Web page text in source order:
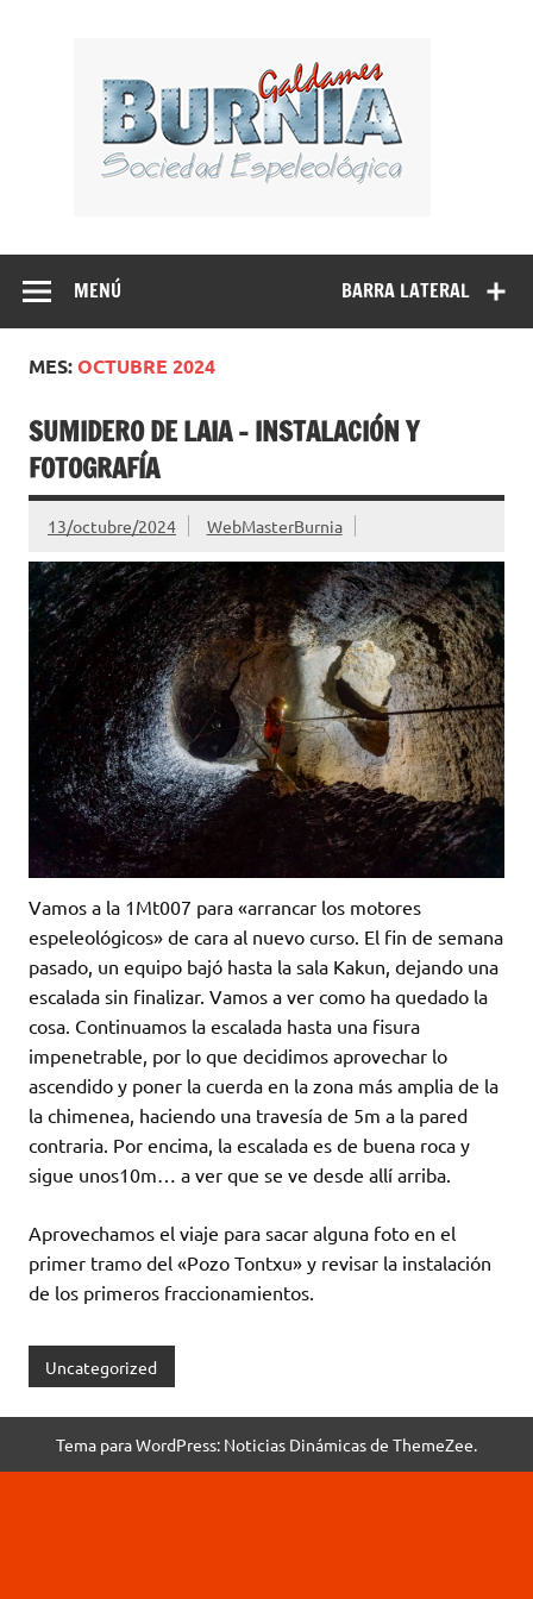
Espeleología Caving Encartaciones Bizkaia Galdames
Turtziotz -Trucios Karrantza – Carranza. Cueva, sima,
Leize, Kobazulo, CaveBARRA LATERAL
MENÚ
MES:OCTUBRE 2024
SUMIDERO DE LAIA – INSTALACIÓN Y
FOTOGRAFÍA
13/octubre/2024 WebMasterBurnia
Vamos a la 1Mt007 para «arrancar los motores
espeleológicos» de cara al nuevo curso. El fin de semana
pasado, un equipo bajó hasta la sala Kakun, dejando una
escalada sin finalizar. Vamos a ver como ha quedado la
cosa. Continuamos la escalada hasta una fisura
impenetrable, por lo que decidimos aprovechar lo
ascendido y poner la cuerda en la zona más amplia de la
la chimenea, haciendo una travesía de 5m a la pared
contraria. Por encima, la escalada es de buena roca y
sigue unos10m… a ver que se ve desde allí arriba.
Aprovechamos el viaje para sacar alguna foto en el
primer tramo del «Pozo Tontxu» y revisar la instalación
de los primeros fraccionamientos.
Uncategorized
Tema para WordPress: Noticias Dinámicas de ThemeZee.